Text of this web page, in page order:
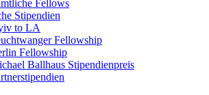
Fellows
Stipendien
to LA
Fellowship
Fellowship
Ballhaus Stipendienpreis